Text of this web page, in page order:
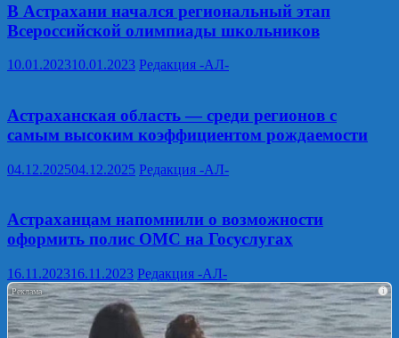
В Астрахани начался региональный этап
Всероссийской олимпиады школьников
10.01.202310.01.2023 Редакция -АЛ-
Астраханская область — среди регионов с
самым высоким коэффициентом рождаемости
04.12.202504.12.2025 Редакция -АЛ-
Астраханцам напомнили о возможности
оформить полис ОМС на Госуслугах
16.11.202316.11.2023 Редакция -АЛ-
i